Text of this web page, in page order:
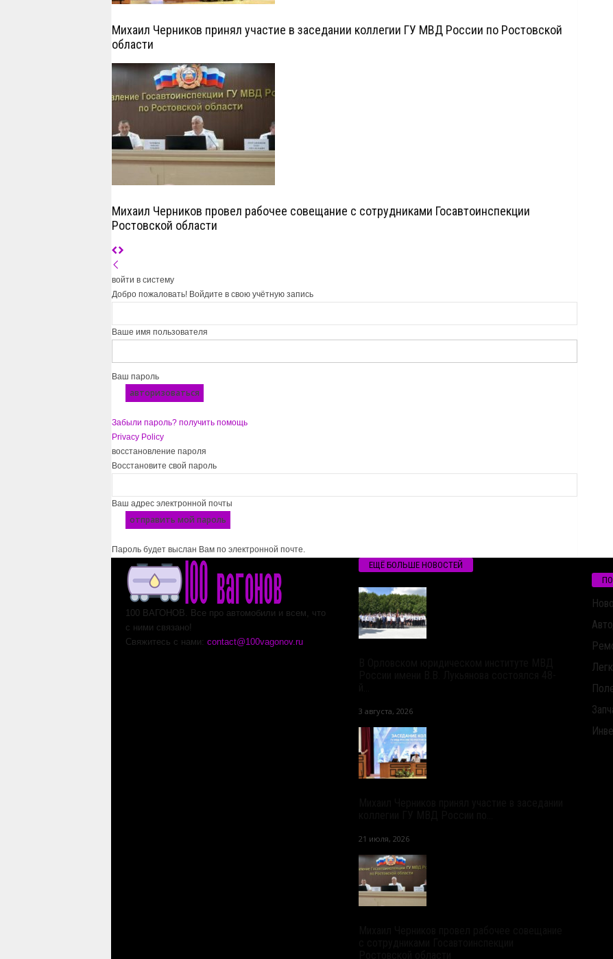
Михаил Черников принял участие в заседании коллегии ГУ МВД России по Ростовской
области
Михаил Черников провел рабочее совещание с сотрудниками Госавтоинспекции
Ростовской области
войти в систему
Добро пожаловать! Войдите в свою учётную запись
Ваше имя пользователя
Ваш пароль
Забыли пароль? получить помощь
Privacy Policy
восстановление пароля
Восстановите свой пароль
Ваш адрес электронной почты
Пароль будет выслан Вам по электронной почте.
100 ВАГОНОВ. Все про автомобили и всем, что
с ними связано!
Свяжитесь с нами: contact@100vagonov.ru
ЕЩЁ БОЛЬШЕ НОВОСТЕЙ
3 августа, 2026
21 июля, 2026